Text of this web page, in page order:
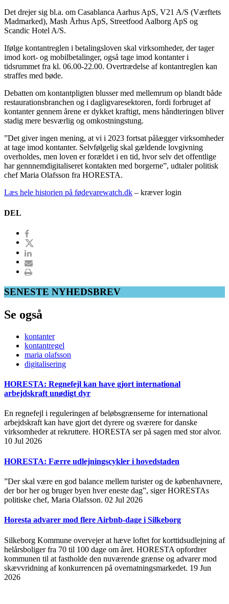
Det drejer sig bl.a. om Casablanca Aarhus ApS, V21 A/S (Værftets
Madmarked), Mash Århus ApS, Streetfood Aalborg ApS og
Scandic Hotel A/S.
Ifølge kontantreglen i betalingsloven skal virksomheder, der tager
imod kort- og mobilbetalinger, også tage imod kontanter i
tidsrummet fra kl. 06.00-22.00. Overtrædelse af kontantreglen kan
straffes med bøde.
Debatten om kontantpligten blusser med mellemrum op blandt både
restaurationsbranchen og i dagligvaresektoren, fordi forbruget af
kontanter gennem årene er dykket kraftigt, mens håndteringen bliver
stadig mere besværlig og omkostningstung.
”Det giver ingen mening, at vi i 2023 fortsat pålægger virksomheder
at tage imod kontanter. Selvfølgelig skal gældende lovgivning
overholdes, men loven er forældet i en tid, hvor selv det offentlige
har gennnemdigitaliseret kontakten med borgerne”, udtaler politisk
chef Maria Olafsson fra HORESTA.
Læs hele historien på fødevarewatch.dk – kræver login
DEL
SENESTE NYHEDSBREV
Se også
kontanter
kontantregel
maria olafsson
digitalisering
HORESTA: Regnefejl kan have gjort international
arbejdskraft unødigt dyr
En regnefejl i reguleringen af beløbsgrænserne for international
arbejdskraft kan have gjort det dyrere og sværere for danske
virksomheder at rekruttere. HORESTA ser på sagen med stor alvor.
10 Jul 2026
HORESTA: Færre udlejningscykler i hovedstaden
”Der skal være en god balance mellem turister og de københavnere,
der bor her og bruger byen hver eneste dag”, siger HORESTAs
politiske chef, Maria Olafsson. 02 Jul 2026
Horesta advarer mod flere Airbnb-dage i Silkeborg
Silkeborg Kommune overvejer at hæve loftet for korttidsudlejning af
helårsboliger fra 70 til 100 dage om året. HORESTA opfordrer
kommunen til at fastholde den nuværende grænse og advarer mod
skævvridning af konkurrencen på overnatningsmarkedet. 19 Jun
2026